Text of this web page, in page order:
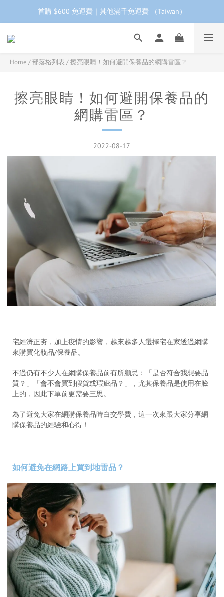
工作日下單 24小時內 快速出貨
首購 $600 免運費｜其他滿千免運費 （Taiwan）
首購會員95折再折$100｜加LINE領$68折價券 ➩
Home /部落格列表 /擦亮眼睛！如何避開保養品的網購雷區？
擦亮眼睛！如何避開保養品的
網購雷區？
2022-08-17
宅經濟正夯，加上疫情的影響，越來越多人選擇宅在家透過網購
來購買化妝品/保養品。
不過仍有不少人在網購保養品前有所顧忌：「是否符合我想要品
質？」「會不會買到假貨或瑕疵品？」，尤其保養品是使用在臉
上的，因此下單前更需要三思。
為了避免大家在網購保養品時白交學費，這一次來跟大家分享網
購保養品的經驗和心得！
如何避免在網路上買到地雷品？